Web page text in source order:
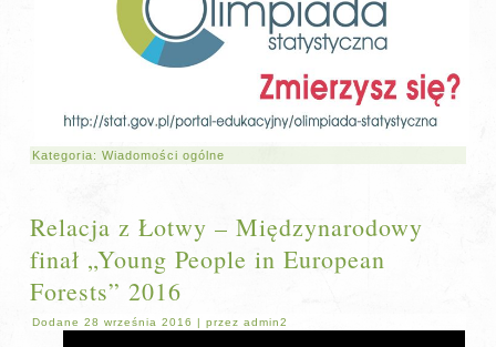
Kategoria:Wiadomości ogólne
Relacja z Łotwy – Międzynarodowy
finał „Young People in European
Forests” 2016
Dodane 28 września 2016 |przez admin2